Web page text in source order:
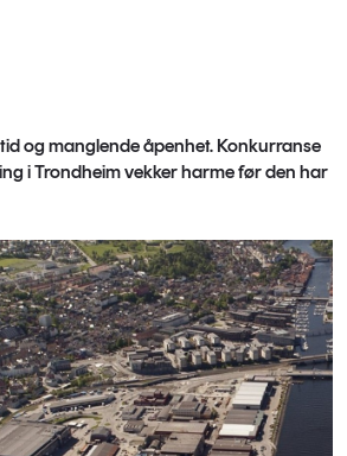
og manglende åpenhet. Konkurranse
i Trondheim vekker harme før den har